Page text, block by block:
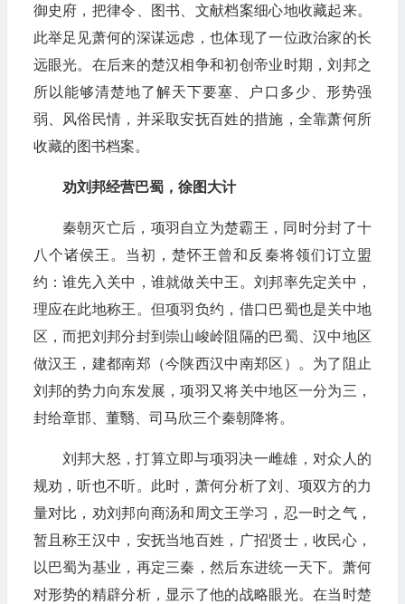
御史府，把律令、图书、文献档案细心地收藏起来。
此举足见萧何的深谋远虑，也体现了一位政治家的长
远眼光。在后来的楚汉相争和初创帝业时期，刘邦之
所以能够清楚地了解天下要塞、户口多少、形势强
弱、风俗民情，并采取安抚百姓的措施，全靠萧何所
收藏的图书档案。
劝刘邦经营巴蜀，徐图大计
秦朝灭亡后，项羽自立为楚霸王，同时分封了十
八个诸侯王。当初，楚怀王曾和反秦将领们订立盟
约：谁先入关中，谁就做关中王。刘邦率先定关中，
理应在此地称王。但项羽负约，借口巴蜀也是关中地
区，而把刘邦分封到崇山峻岭阻隔的巴蜀、汉中地区
做汉王，建都南郑（今陕西汉中南郑区）。为了阻止
刘邦的势力向东发展，项羽又将关中地区一分为三，
封给章邯、董翳、司马欣三个秦朝降将。
刘邦大怒，打算立即与项羽决一雌雄，对众人的
规劝，听也不听。此时，萧何分析了刘、项双方的力
量对比，劝刘邦向商汤和周文王学习，忍一时之气，
暂且称王汉中，安抚当地百姓，广招贤士，收民心，
以巴蜀为基业，再定三秦，然后东进统一天下。萧何
对形势的精辟分析，显示了他的战略眼光。在当时楚